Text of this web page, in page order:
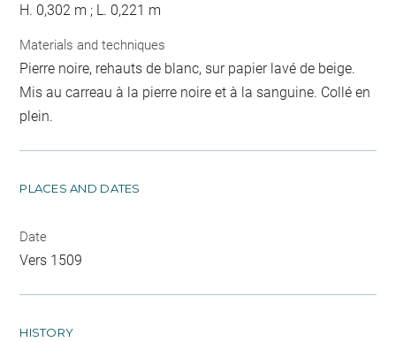
H. 0,302 m ; L. 0,221 m
Materials and techniques
Pierre noire, rehauts de blanc, sur papier lavé de beige.
Mis au carreau à la pierre noire et à la sanguine. Collé en
plein.
PLACES AND DATES
Date
Vers 1509
HISTORY